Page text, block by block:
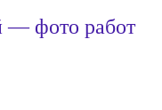
— фото работ